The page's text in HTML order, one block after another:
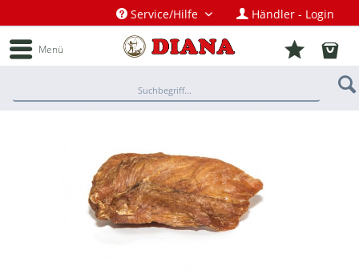
Service/Hilfe Händler - Login
Menü